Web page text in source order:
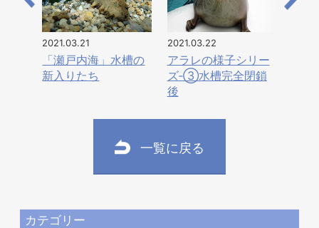
2021.03.21
「瀬戸内海」水槽の
新入りたち
2021.03.22
アラレの様子シリー
ズ‐③水槽完全閉鎖
後
一覧に戻る
カテゴリー